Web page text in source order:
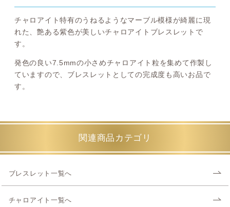
チャロアイト特有のうねるようなマーブル模様が綺麗に現
れた、艶ある紫色が美しいチャロアイトブレスレットで
す。
発色の良い7.5mmの小さめチャロアイト粒を集めて作製し
ていますので、ブレスレットとしての完成度も高いお品で
す。
関連商品カテゴリ
ブレスレット一覧へ
チャロアイト一覧へ